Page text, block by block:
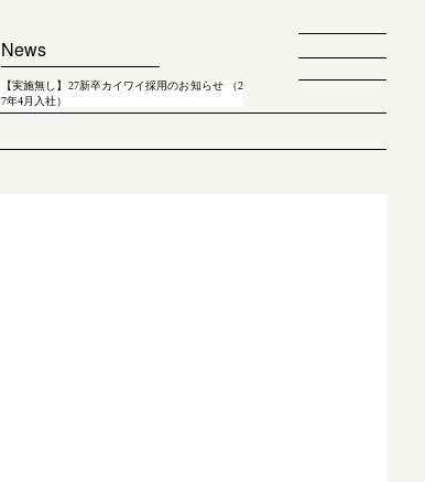
News
【実施無し】27新卒カイワイ採用のお知らせ （2
7年4月入社）